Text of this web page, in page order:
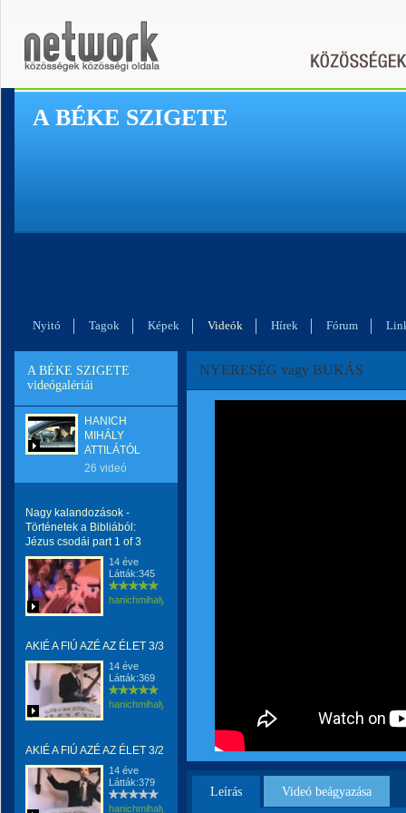
A BÉKE SZIGETE
Nyitó Tagok Képek Videók Hírek Fórum
A BÉKE SZIGETE
videógalériái
HANICH
MIHÁLY
ATTILÁTÓL
26 videó
Nagy kalandozások -
Történetek a Bibliából:
Jézus csodái part 1 of 3
14 éve
Látták:345
hanichmihalyattila
AKIÉ A FIÚ AZÉ AZ ÉLET 3/3
14 éve
Látták:369
hanichmihalyattila
AKIÉ A FIÚ AZÉ AZ ÉLET 3/2
14 éve
Látták:379
hanichmihalyattila
NYERESÉG vagy BUKÁS
Leírás Videó beágyazása